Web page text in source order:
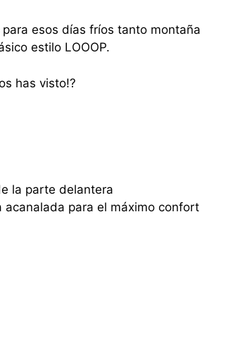
esos días fríos tanto montaña
estilo LOOOP.
has visto!?
la parte delantera
para el máximo confort